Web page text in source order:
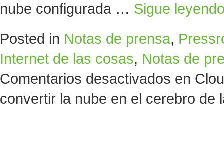
nube configurada … Sigue
Posted in Notas de prensa,
Internet de las cosas, Notas de
Comentarios desactivados en
convertir la nube en el cerebro de